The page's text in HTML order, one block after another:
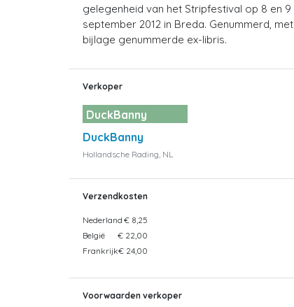
gelegenheid van het Stripfestival op 8 en 9
september 2012 in Breda. Genummerd, met
bijlage genummerde ex-libris.
Verkoper
DuckBanny
DuckBanny
Hollandsche Rading, NL
Verzendkosten
Nederland € 8,25
België
€ 22,00
Frankrijk€ 24,00
Voorwaarden verkoper